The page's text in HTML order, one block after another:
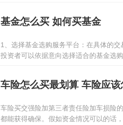
基金怎么买 如何买基金
1、选择基金选购服务平台：在具体的
投资者可以依据意向选择适合的基金选
车险怎么买最划算 车险应该
车险买交强险加第三者责任险加车损险
都能获得确保。假如资金情况可以的话